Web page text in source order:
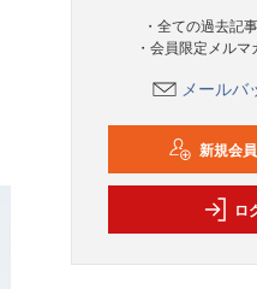
・全ての過去記
・会員限定メル
メールバ
新規会
ロ